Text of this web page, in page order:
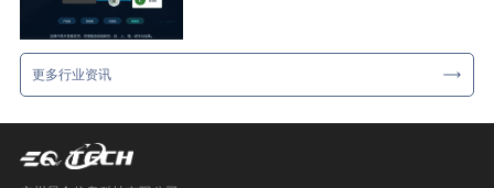
更多行业资讯